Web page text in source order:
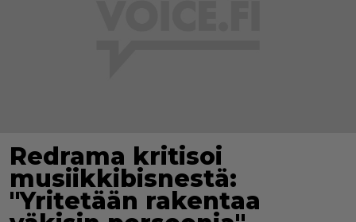
Redrama kritisoi
musiikkibisnestä:
"Yritetään rakentaa